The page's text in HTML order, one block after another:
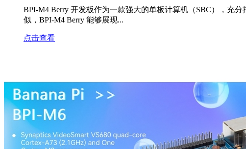
BPI-M4 Berry 开发板作为一款强大的单板计算机（SBC），充
似，BPI-M4 Berry 能够展现...
点击查看